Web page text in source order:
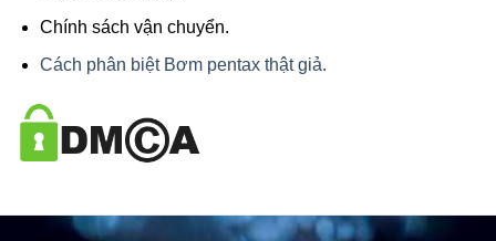
Chính sách vận chuyển.
Cách phân biệt Bơm pentax thật giả.